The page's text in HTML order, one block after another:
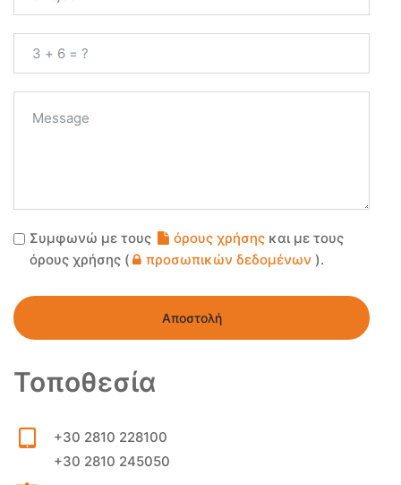
Συμφωνώ με τους όρους χρήσης και με τους
όρους χρήσης (
προσωπικών δεδομένων ).
Αποστολή
Τοποθεσία
+30 2810 228100
+30 2810 245050